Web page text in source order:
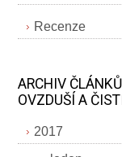
Recenze
ARCHIV
OVZDUŠÍ A
2017